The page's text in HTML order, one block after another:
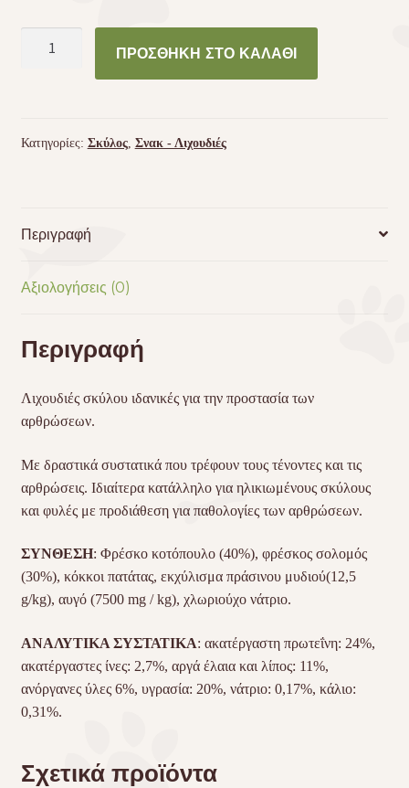
ΠΡΟΣΘΉΚΗ ΣΤΟ ΚΑΛΆΘΙ
Κατηγορίες: Σκύλος, Σνακ - Λιχουδιές
Περιγραφή
Αξιολογήσεις (0)
Περιγραφή
Λιχουδιές σκύλου ιδανικές για την προστασία των
αρθρώσεων.
Με δραστικά συστατικά που τρέφουν τους τένοντες και τις
αρθρώσεις. Ιδιαίτερα κατάλληλο για ηλικιωμένους σκύλους
και φυλές με προδιάθεση για παθολογίες των αρθρώσεων.
ΣΥΝΘΕΣΗ: Φρέσκο ​​κοτόπουλο (40%), φρέσκος σολομός
(30%), κόκκοι πατάτας, εκχύλισμα πράσινου μυδιού(12,5
g/kg), αυγό (7500 mg / kg), χλωριούχο νάτριο.
ΑΝΑΛΥΤΙΚΑ ΣΥΣΤΑΤΙΚΑ: ακατέργαστη πρωτεΐνη: 24%,
ακατέργαστες ίνες: 2,7%, αργά έλαια και λίπος: 11%,
ανόργανες ύλες 6%, υγρασία: 20%, νάτριο: 0,17%, κάλιο:
0,31%.
Σχετικά προϊόντα